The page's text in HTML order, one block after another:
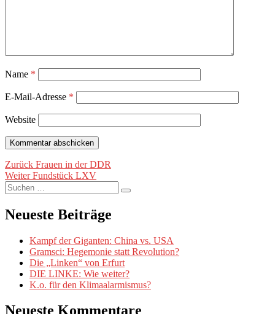
Name *
E-Mail-Adresse *
Website
Beitragsnavigation
Zurück Vorheriger
Beitrag:
Frauen in der DDR
Weiter Nächster
Beitrag:
Fundstück LXV
Suche
nach:
Suchen
Neueste Beiträge
Kampf der Giganten: China vs. USA
Gramsci: Hegemonie statt Revolution?
Die „Linken“ von Erfurt
DIE LINKE: Wie weiter?
K.o. für den Klimaalarmismus?
Neueste Kommentare